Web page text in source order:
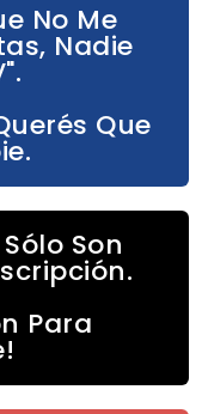
No Me
Nadie
Que
Son
Para